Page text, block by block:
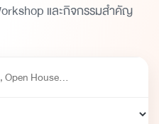
และกิจกรรมสำคัญ